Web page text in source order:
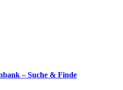
– Suche & Finde